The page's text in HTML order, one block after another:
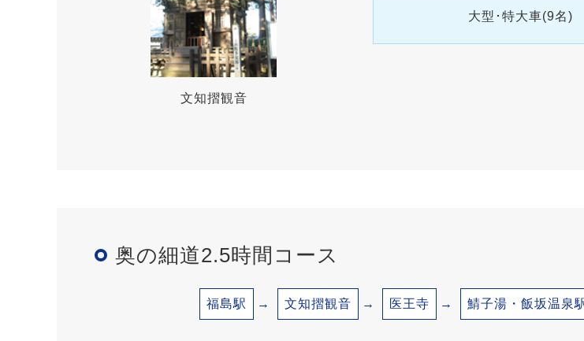
大型･特大車(9名)
文知摺観音
奥の細道2.5時間コース
福島駅 文知摺観音 医王寺 鯖子湯・飯坂温泉